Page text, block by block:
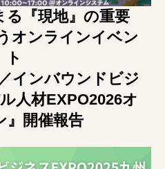
る『現地』の重要
オンラインイベン
ト
インバウンドビジ
人材EXPO2026オ
』開催報告